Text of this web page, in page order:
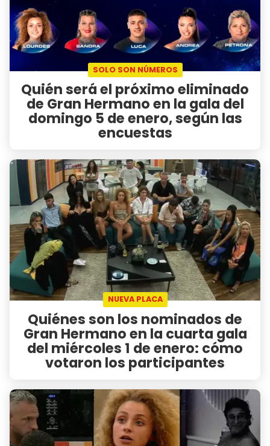
SOLO SON NÚMEROS
Quién será el próximo eliminado
de Gran Hermano en la gala del
domingo 5 de enero, según las
encuestas
NUEVA PLACA
Quiénes son los nominados de
Gran Hermano en la cuarta gala
del miércoles 1 de enero: cómo
votaron los participantes